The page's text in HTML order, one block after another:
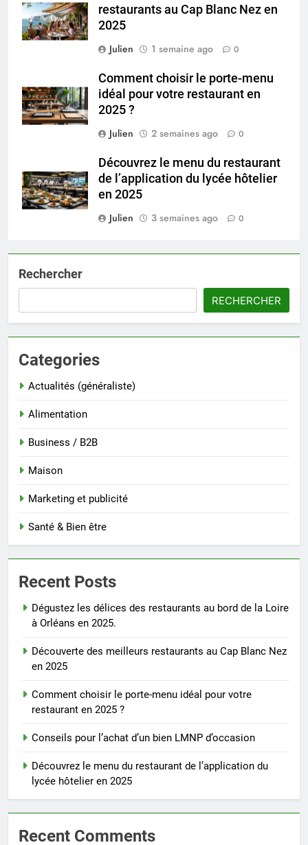
restaurants au Cap Blanc Nez en
2025
Julien
1 semaine ago 0
Comment choisir le porte-menu
idéal pour votre restaurant en
2025 ?
Julien
2 semaines ago 0
Découvrez le menu du restaurant
de l’application du lycée hôtelier
en 2025
Julien
3 semaines ago 0
Rechercher
RECHERCHER
Categories
Actualités (généraliste)
Alimentation
Business / B2B
Maison
Marketing et publicité
Santé & Bien être
Recent Posts
Dégustez les délices des restaurants au bord de la Loire
à Orléans en 2025.
Découverte des meilleurs restaurants au Cap Blanc Nez
en 2025
Comment choisir le porte-menu idéal pour votre
restaurant en 2025 ?
Conseils pour l’achat d’un bien LMNP d’occasion
Découvrez le menu du restaurant de l’application du
lycée hôtelier en 2025
Recent Comments